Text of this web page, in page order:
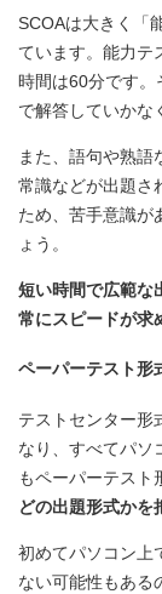
SCOAは大きく「
ています。能力テ
時間は60分です。
で解答していかな
また、語句や熟語
常識などが出題さ
ため、苦手意識が
ょう。
短い時間で広範な
常にスピードが求
ペーパーテスト形
テストセンター形
なり、すべてパソ
もペーパーテスト
どの出題形式かを
初めてパソコン上
ない可能性もある